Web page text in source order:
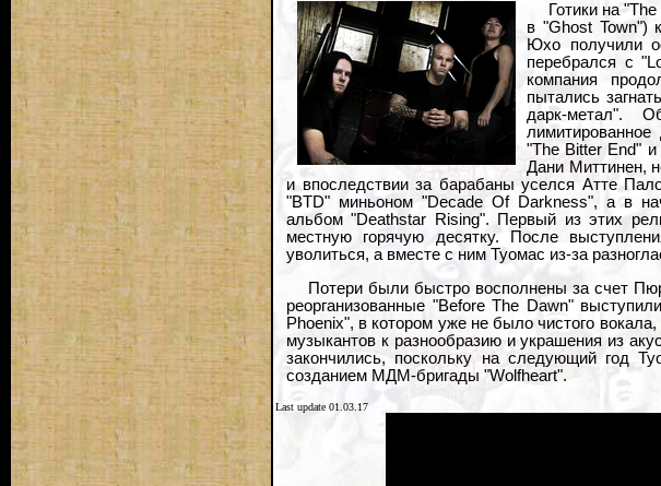
Готики на
в "Ghost Town")
Юхо получили
перебрался с
компания
пытались
дарк-метал".
лимитированное
"The Bitter End"
Дани Миттинен,
и впоследствии за барабаны уселся Атте
"BTD" миньоном "Decade Of Darkness", а в
альбом "Deathstar Rising". Первый из этих
местную горячую десятку. После
уволиться, а вместе с ним Туомас из-за
Потери были быстро восполнены за счет
реорганизованные "Before The Dawn"
Phoenix", в котором уже не было чистого
музыкантов к разнообразию и украшения из
закончились, поскольку на следующий год
созданием МДМ-бригады "Wolfheart".
Last update 01.03.17